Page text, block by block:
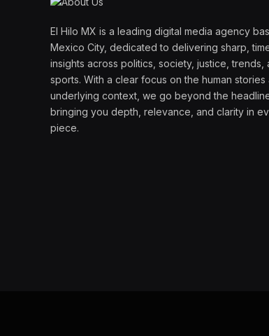
El Hilo MX is a leading digital media agency
Mexico City, dedicated to delivering sharp,
insights across politics, society, justice, trends,
sports. With a clear focus on the human stories
underlying context, we go beyond the
bringing you depth, relevance, and clarity in
piece.